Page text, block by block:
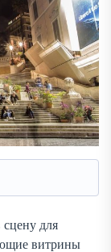
сцену для
витрины